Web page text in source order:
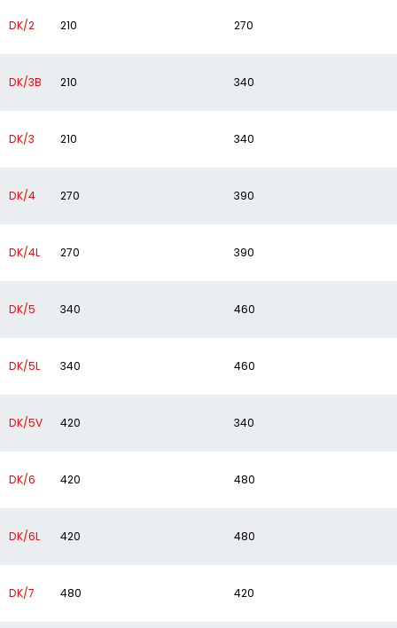
DK/2 210 270
DK/3B 210 340
DK/3 210 340
DK/4 270 390
DK/4L 270 390
DK/5 340 460
DK/5L 340 460
DK/5V 420 340
DK/6 420 480
DK/6L 420 480
DK/7 480 420